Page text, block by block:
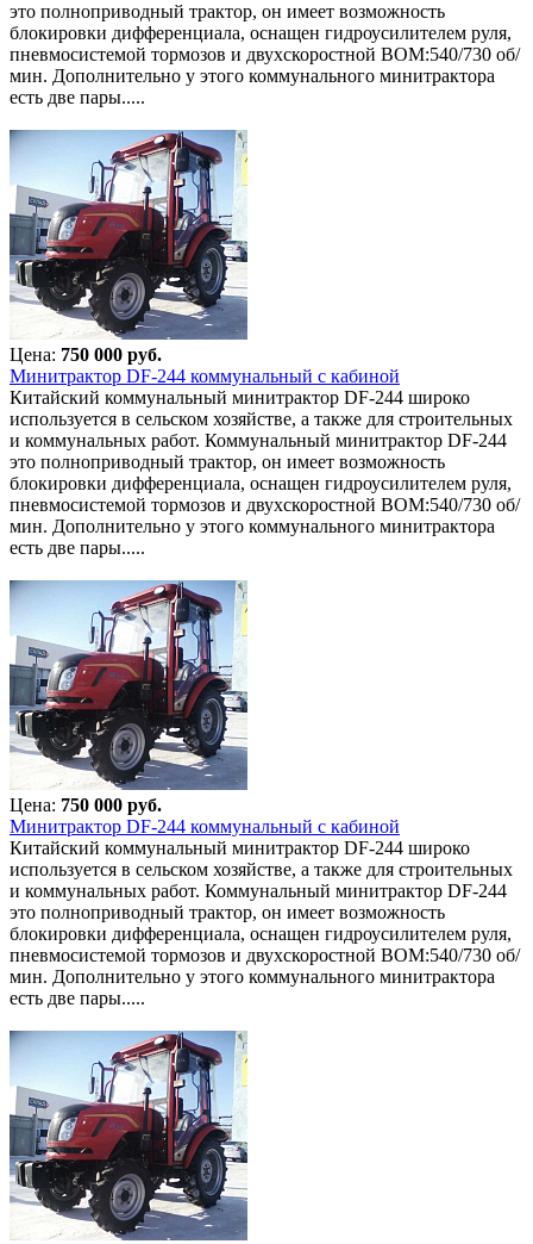
это полноприводный трактор, он имеет возможность
блокировки дифференциала, оснащен гидроусилителем руля,
пневмосистемой тормозов и двухскоростной ВОМ:540/730 об/
мин. Дополнительно у этого коммунального минитрактора
есть две пары.....
Цена: 750 000 руб.
Минитрактор DF-244 коммунальный с кабиной
Китайский коммунальный минитрактор DF-244 широко
используется в сельском хозяйстве, а также для строительных
и коммунальных работ. Коммунальный минитрактор DF-244
это полноприводный трактор, он имеет возможность
блокировки дифференциала, оснащен гидроусилителем руля,
пневмосистемой тормозов и двухскоростной ВОМ:540/730 об/
мин. Дополнительно у этого коммунального минитрактора
есть две пары.....
Цена: 750 000 руб.
Минитрактор DF-244 коммунальный с кабиной
Китайский коммунальный минитрактор DF-244 широко
используется в сельском хозяйстве, а также для строительных
и коммунальных работ. Коммунальный минитрактор DF-244
это полноприводный трактор, он имеет возможность
блокировки дифференциала, оснащен гидроусилителем руля,
пневмосистемой тормозов и двухскоростной ВОМ:540/730 об/
мин. Дополнительно у этого коммунального минитрактора
есть две пары.....